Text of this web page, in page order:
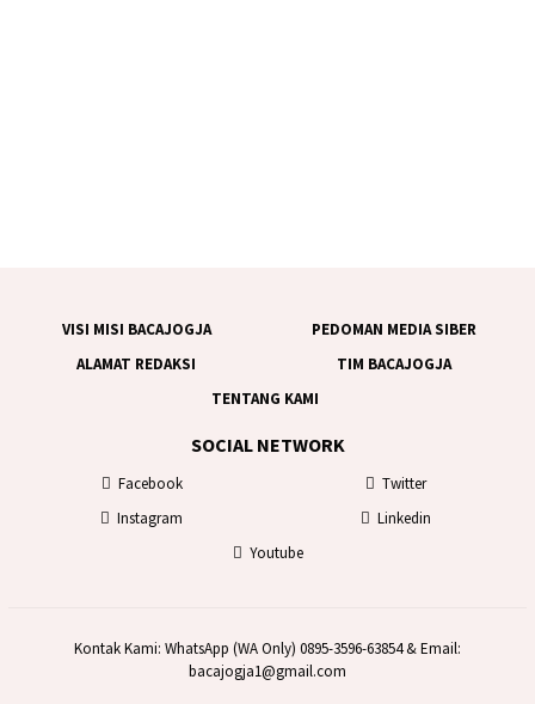
VISI MISI BACAJOGJA
PEDOMAN MEDIA SIBER
ALAMAT REDAKSI
TIM BACAJOGJA
TENTANG KAMI
SOCIAL NETWORK
Facebook
Twitter
Instagram
Linkedin
Youtube
Kontak Kami: WhatsApp (WA Only) 0895-3596-63854 & Email:
bacajogja1@gmail.com